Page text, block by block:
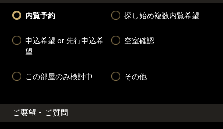
内覧予約 探し始め複数内覧希望
申込希望 or 先行申込希
望
空室確認
この部屋のみ検討中 その他
ご要望・ご質問